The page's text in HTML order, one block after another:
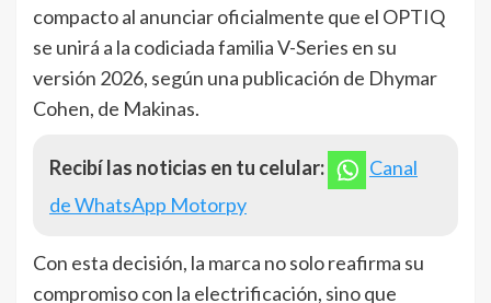
compacto al anunciar oficialmente que el OPTIQ
se unirá a la codiciada familia V-Series en su
versión 2026, según una publicación de Dhymar
Cohen, de Makinas.
Recibí las noticias en tu celular:
Canal
de WhatsApp Motorpy
Con esta decisión, la marca no solo reafirma su
compromiso con la electrificación, sino que